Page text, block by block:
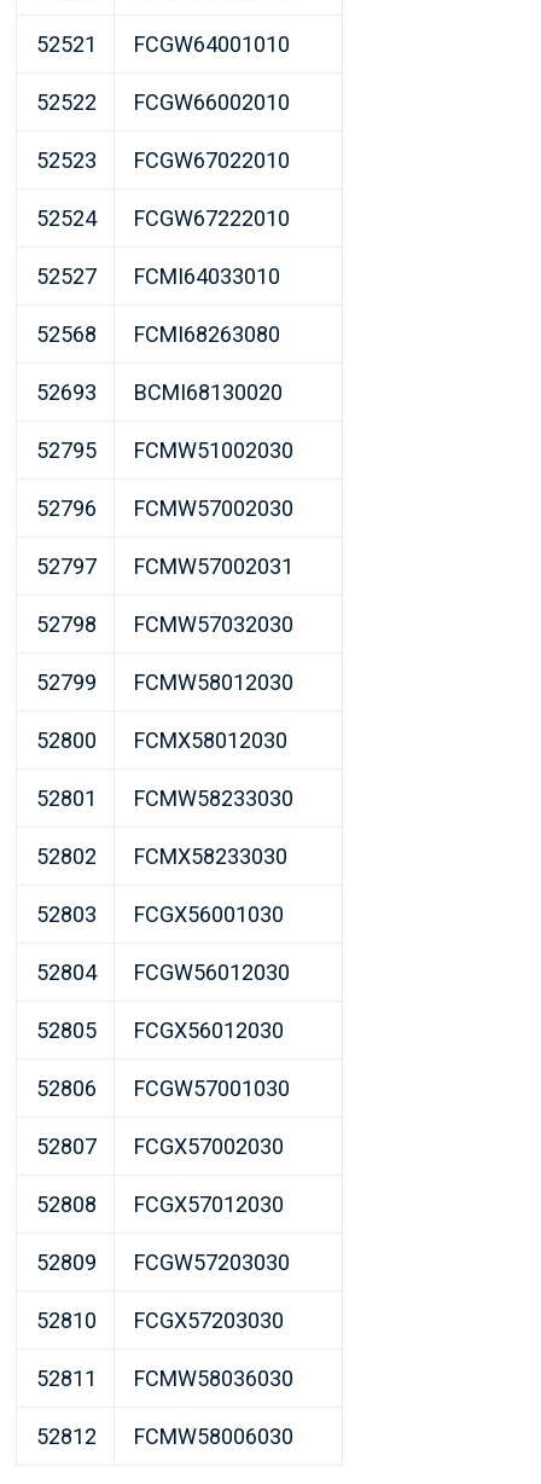
52521 FCGW64001010
52522 FCGW66002010
52523 FCGW67022010
52524 FCGW67222010
52527 FCMI64033010
52568 FCMI68263080
52693 BCMI68130020
52795 FCMW51002030
52796 FCMW57002030
52797 FCMW57002031
52798 FCMW57032030
52799 FCMW58012030
52800 FCMX58012030
52801 FCMW58233030
52802 FCMX58233030
52803 FCGX56001030
52804 FCGW56012030
52805 FCGX56012030
52806 FCGW57001030
52807 FCGX57002030
52808 FCGX57012030
52809 FCGW57203030
52810 FCGX57203030
52811 FCMW58036030
52812 FCMW58006030